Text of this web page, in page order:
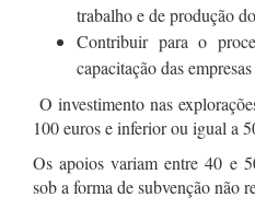
trabalho e de produção
Contribuir para o
capacitação das
O investimento nas
100 euros e inferior ou igual a
Os apoios variam entre 40 e
sob a forma de subvenção não